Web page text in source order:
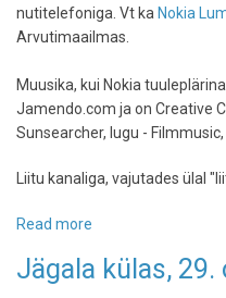
nutitelefoniga. Vt ka Nokia
Arvutimaailmas.
Muusika, kui Nokia
Jamendo.com ja on Creative
Sunsearcher, lugu -
Liitu kanaliga, vajutades ülal
Read more
Muuga,
Jägala külas, 29.